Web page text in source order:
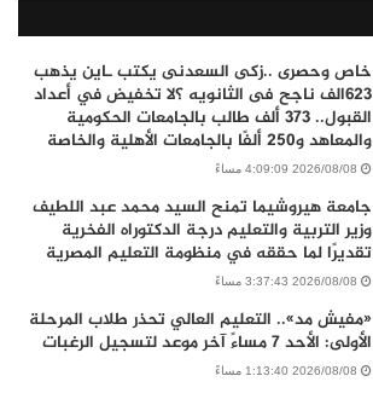
خاص وحصرى ..زكى السعدنى يكتب ـاين يذهب
٦٢٣الف ناجح فى الثانويه ؟لا تخفيض في أعداد
القبول.. 373 ألف طالب بالجامعات الحكومية
والمعاهد و250 ألفًا بالجامعات الأهلية والخاصة
2026/08/08 4:09:09 مساءً
جامعة هيروشيما تمنح السيد محمد عبد اللطيف
وزير التربية والتعليم درجة الدكتوراه الفخرية
تقديرًا لما حققه في منظومة التعليم المصرية
2026/08/08 3:37:43 مساءً
«مفيش مد».. التعليم العالي تحذر طلاب المرحلة
الأولى: الأحد 7 مساءً آخر موعد لتسجيل الرغبات
2026/08/08 1:13:40 مساءً